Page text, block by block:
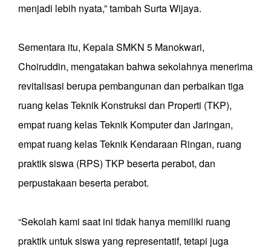
menjadi lebih nyata,” tambah Surta Wijaya.
Sementara itu, Kepala SMKN 5 Manokwari,
Choiruddin, mengatakan bahwa sekolahnya menerima
revitalisasi berupa pembangunan dan perbaikan tiga
ruang kelas Teknik Konstruksi dan Properti (TKP),
empat ruang kelas Teknik Komputer dan Jaringan,
empat ruang kelas Teknik Kendaraan Ringan, ruang
praktik siswa (RPS) TKP beserta perabot, dan
perpustakaan beserta perabot.
“Sekolah kami saat ini tidak hanya memiliki ruang
praktik untuk siswa yang representatif, tetapi juga